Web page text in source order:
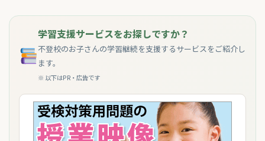
学習支援サービスをお探しですか？
不登校のお子さんの学習継続を支援するサービスをご紹介し
ます。
※ 以下はPR・広告です